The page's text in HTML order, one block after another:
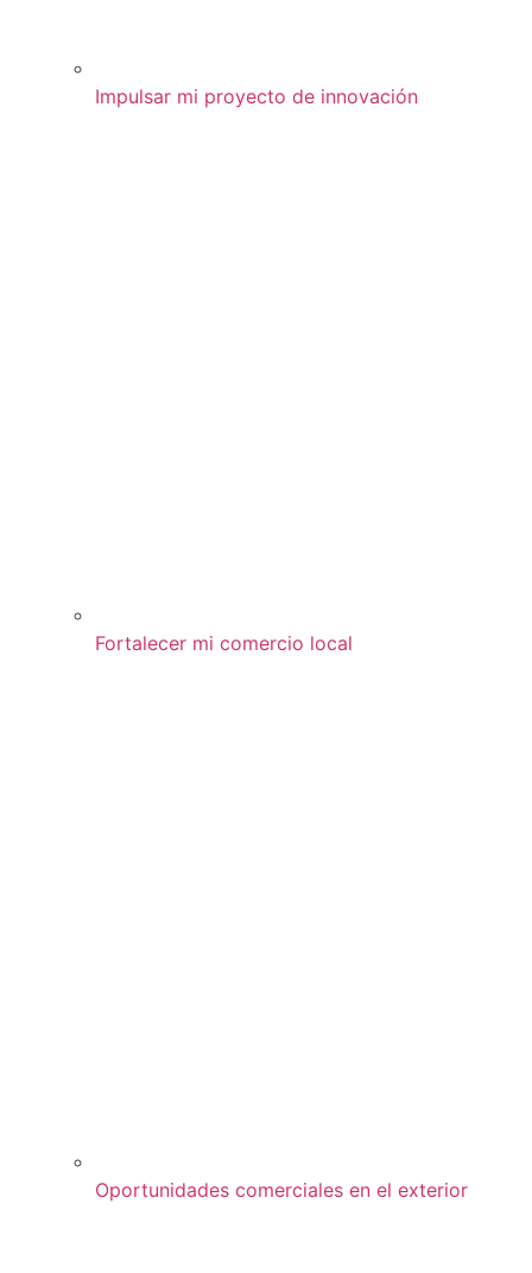
Impulsar mi proyecto de innovación
Fortalecer mi comercio local
Oportunidades comerciales en el exterior